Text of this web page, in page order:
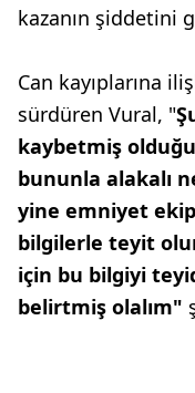
kazanın şiddetini
Can kayıplarına
sürdüren Vural, "
kaybetmiş
bununla alakalı
yine emniyet
bilgilerle teyit
için bu bilgiyi
belirtmiş olalım"